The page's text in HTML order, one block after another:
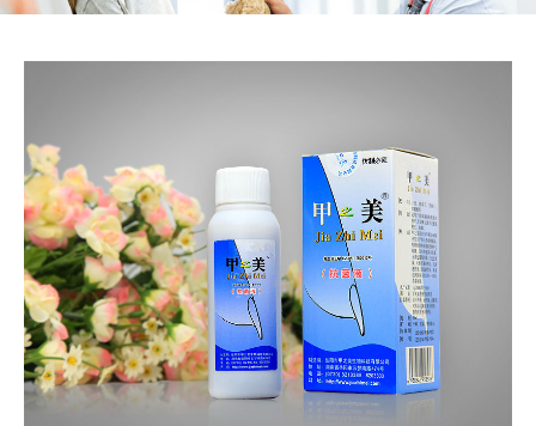
门店展示
新闻中心
常见案例
项目合作
联系我们